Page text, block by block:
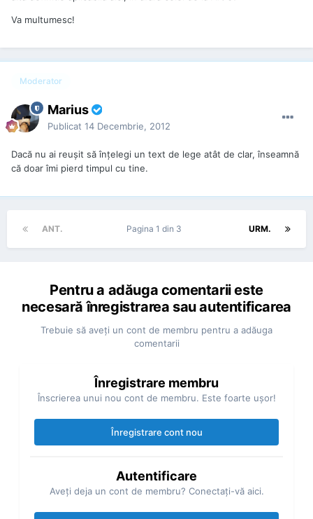
Va multumesc!
Moderator
Marius
Publicat 14 Decembrie, 2012
Dacă nu ai reușit să înțelegi un text de lege atât de clar, înseamnă
că doar îmi pierd timpul cu tine.
ANT. URM.
Pagina 1 din 3
Pentru a adăuga comentarii este
necesară înregistrarea sau autentificarea
Trebuie să aveţi un cont de membru pentru a adăuga
comentarii
Înregistrare membru
Înscrierea unui nou cont de membru. Este foarte uşor!
Înregistrare cont nou
Autentificare
Aveţi deja un cont de membru? Conectaţi-vă aici.